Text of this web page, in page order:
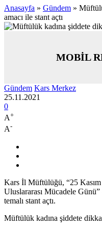
Anasayfa » Gündem »
amacı ile stant açtı
MOBİL
Gündem Kars Merkez
25.11.2021
0
A+
A-
Kars İl Müftülüğü, “25
Uluslararası Mücadele Günü”
temalı stant açtı.
Müftülük kadına şiddete